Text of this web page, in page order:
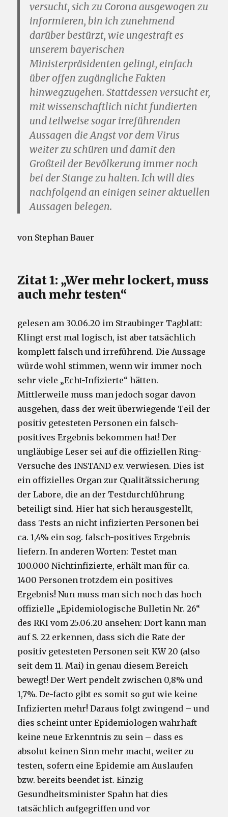
versucht, sich zu Corona ausgewogen zu
informieren, bin ich zunehmend
darüber bestürzt, wie ungestraft es
unserem bayerischen
Ministerpräsidenten gelingt, einfach
über offen zugängliche Fakten
hinwegzugehen. Stattdessen versucht er,
mit wissenschaftlich nicht fundierten
und teilweise sogar irreführenden
Aussagen die Angst vor dem Virus
weiter zu schüren und damit den
Großteil der Bevölkerung immer noch
bei der Stange zu halten. Ich will dies
nachfolgend an einigen seiner aktuellen
Aussagen belegen.
von Stephan Bauer
Zitat 1: „Wer mehr lockert, muss
auch mehr testen“
gelesen am 30.06.20 im Straubinger Tagblatt:
Klingt erst mal logisch, ist aber tatsächlich
komplett falsch und irreführend. Die Aussage
würde wohl stimmen, wenn wir immer noch
sehr viele „Echt-Infizierte“ hätten.
Mittlerweile muss man jedoch sogar davon
ausgehen, dass der weit überwiegende Teil der
positiv getesteten Personen ein falsch-
positives Ergebnis bekommen hat! Der
ungläubige Leser sei auf die offiziellen Ring-
Versuche des INSTAND e.v. verwiesen. Dies ist
ein offizielles Organ zur Qualitätssicherung
der Labore, die an der Testdurchführung
beteiligt sind. Hier hat sich herausgestellt,
dass Tests an nicht infizierten Personen bei
ca. 1,4% ein sog. falsch-positives Ergebnis
liefern. In anderen Worten: Testet man
100.000 Nichtinfizierte, erhält man für ca.
1400 Personen trotzdem ein positives
Ergebnis! Nun muss man sich noch das hoch
offizielle „Epidemiologische Bulletin Nr. 26“
des RKI vom 25.06.20 ansehen: Dort kann man
auf S. 22 erkennen, dass sich die Rate der
positiv getesteten Personen seit KW 20 (also
seit dem 11. Mai) in genau diesem Bereich
bewegt! Der Wert pendelt zwischen 0,8% und
1,7%. De-facto gibt es somit so gut wie keine
Infizierten mehr! Daraus folgt zwingend – und
dies scheint unter Epidemiologen wahrhaft
keine neue Erkenntnis zu sein – dass es
absolut keinen Sinn mehr macht, weiter zu
testen, sofern eine Epidemie am Auslaufen
bzw. bereits beendet ist. Einzig
Gesundheitsminister Spahn hat dies
tatsächlich aufgegriffen und vor